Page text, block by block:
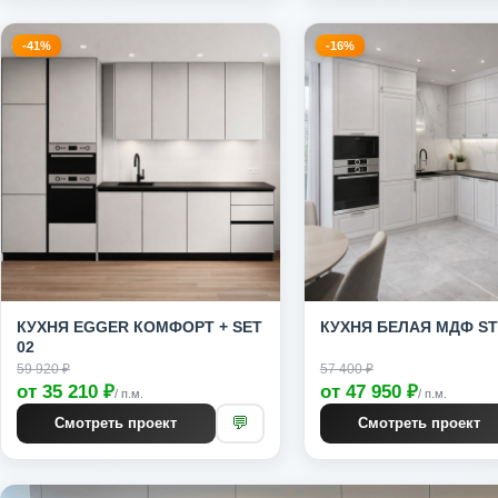
-41%
КУХНЯ EGGER КОМФОРТ + SET
02
59 920 ₽
от 35 210 ₽/ п.м.
Смотреть проект 💬
-16%
КУХНЯ БЕЛАЯ МДФ
57 400 ₽
от 47 950 ₽/ п.м.
Смотреть проект